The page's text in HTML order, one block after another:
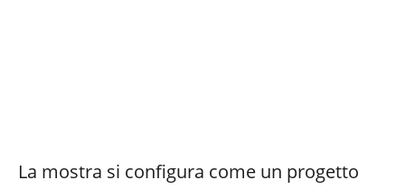
La mostra si configura come un progetto